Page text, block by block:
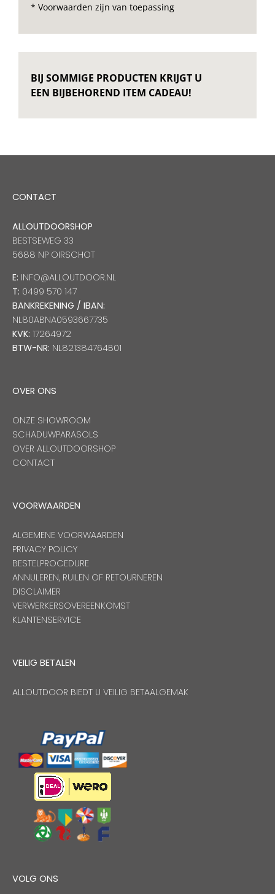
* Voorwaarden zijn van toepassing
BIJ SOMMIGE PRODUCTEN KRIJGT U
EEN BIJBEHOREND ITEM CADEAU!
CONTACT
ALLOUTDOORSHOP
BESTSEWEG 33
5688 NP OIRSCHOT
E: INFO@ALLOUTDOOR.NL
T: 0499 570 147
BANKREKENING / IBAN:
NL80ABNA0593667735
KVK: 17264972
BTW-NR: NL821384764B01
OVER ONS
ONZE SHOWROOM
SCHADUWPARASOLS
OVER ALLOUTDOORSHOP
CONTACT
VOORWAARDEN
ALGEMENE VOORWAARDEN
PRIVACY POLICY
BESTELPROCEDURE
ANNULEREN, RUILEN OF RETOURNEREN
DISCLAIMER
VERWERKERSOVEREENKOMST
KLANTENSERVICE
VEILIG BETALEN
ALLOUTDOOR BIEDT U VEILIG BETAALGEMAK
VOLG ONS